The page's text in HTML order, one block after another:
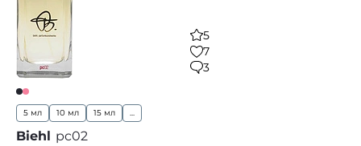
5
7
3
5 мл 10 мл 15 мл ...
Biehl pc02